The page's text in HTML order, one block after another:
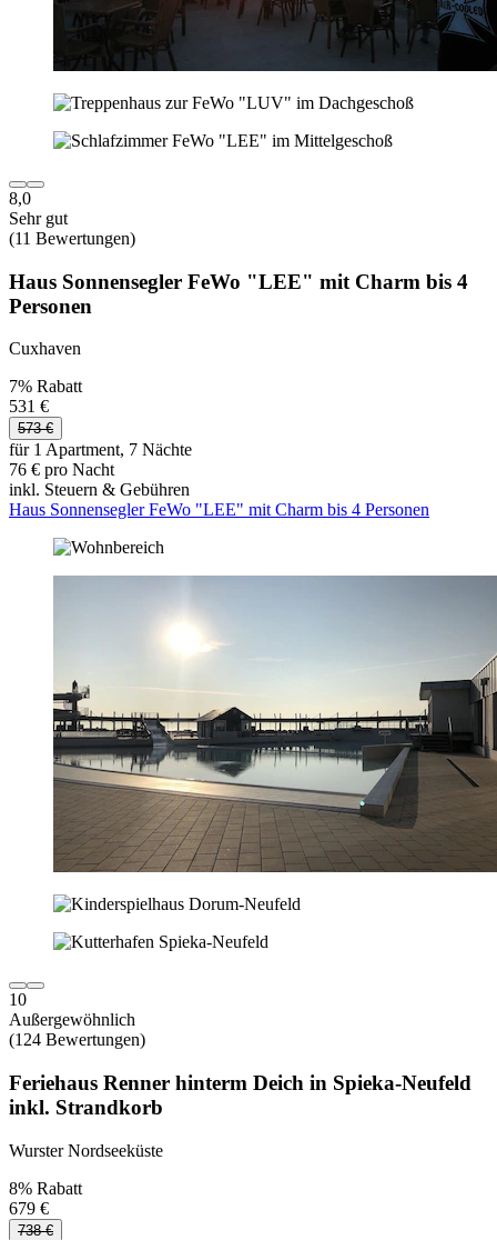
8,0
Sehr gut
(11 Bewertungen)
Haus Sonnensegler FeWo "LEE" mit Charm bis 4
Personen
Cuxhaven
7% Rabatt
531 €
573 €
für 1 Apartment, 7 Nächte
76 € pro Nacht
inkl. Steuern & Gebühren
Haus Sonnensegler FeWo "LEE" mit Charm bis 4 Personen
10
Außergewöhnlich
(124 Bewertungen)
Feriehaus Renner hinterm Deich in Spieka-Neufeld
inkl. Strandkorb
Wurster Nordseeküste
8% Rabatt
679 €
738 €